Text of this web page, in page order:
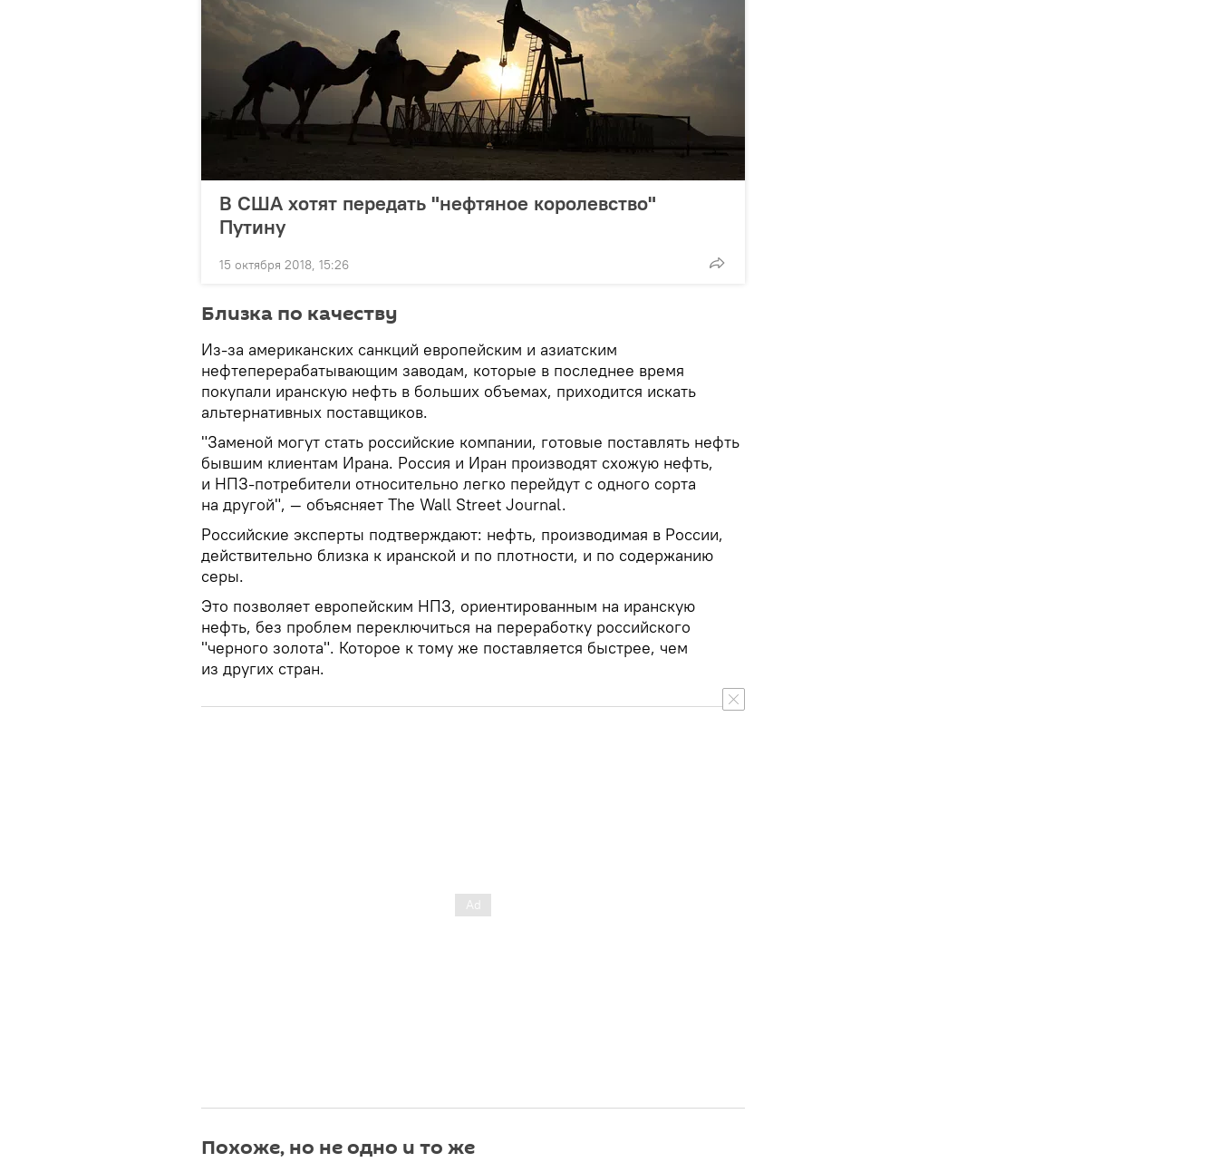
В США хотят передать "нефтяное королевство"
Путину
15 октября 2018, 15:26
Близка по качеству
Из-за американских санкций европейским и азиатским
нефтеперерабатывающим заводам, которые в последнее время
покупали иранскую нефть в больших объемах, приходится искать
альтернативных поставщиков.
"Заменой могут стать российские компании, готовые поставлять нефть
бывшим клиентам Ирана. Россия и Иран производят схожую нефть,
и НПЗ-потребители относительно легко перейдут с одного сорта
на другой", — объясняет The Wall Street Journal.
Российские эксперты подтверждают: нефть, производимая в России,
действительно близка к иранской и по плотности, и по содержанию
серы.
Это позволяет европейским НПЗ, ориентированным на иранскую
нефть, без проблем переключиться на переработку российского
"черного золота". Которое к тому же поставляется быстрее, чем
из других стран.
Похоже, но не одно и то же